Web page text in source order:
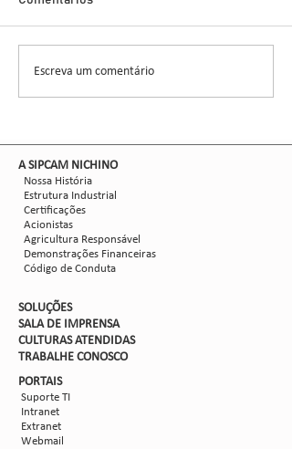
Nova safra de milho:
como mitigar as perdas
Escreva um comentário
​A SIPCAM NICHINO
Nossa História
Estrutura Industrial
Certificações
Acionistas
Agricultura Responsável
Demonstrações Financeiras
Código de Conduta
SOLUÇÕES
SALA DE IMPRENSA
CULTURAS ATENDIDAS
TRABALHE CONOSCO
PORTAIS
Suporte TI
Intranet
Extranet
Webmail